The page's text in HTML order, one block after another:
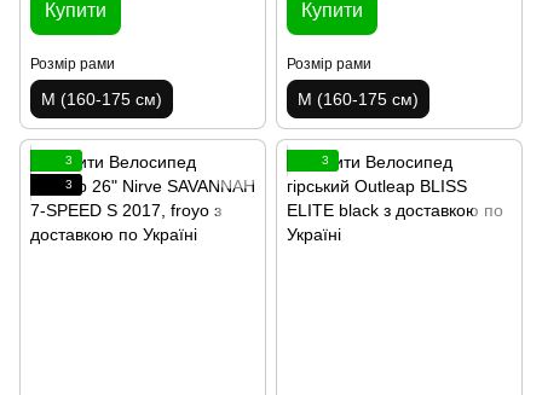
Купити
Розмір рами
M (160-175 см)
Купити
Розмір рами
M (160-175 см)
3
3
3